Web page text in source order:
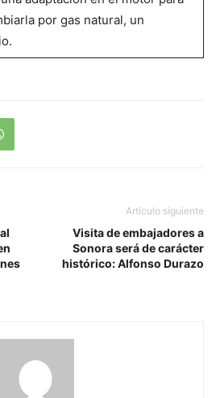
por gas natural, un
Artículo siguiente
Visita de embajadores a
Sonora será de carácter
histórico: Alfonso Durazo